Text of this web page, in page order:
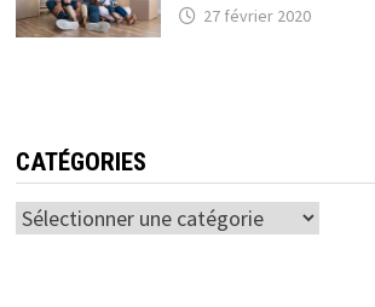
27 février 2020
CATÉGORIES
Catégories